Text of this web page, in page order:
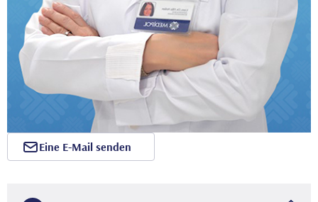
Eine E-Mail senden